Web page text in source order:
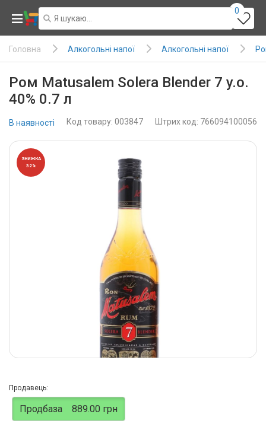
0
Головна Алкогольні напої Алкогольні напої
Ром Matusalem Solera Blender 7 y.o.
40% 0.7 л
В наявності Код товару: 003847 Штрих код: 766094100056
ЗНИЖКА
32%
Продавець:
Продбаза 889.00 грн